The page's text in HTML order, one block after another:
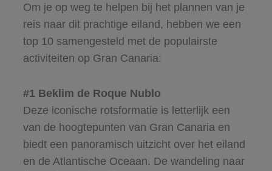
Om je op weg te helpen bij het plannen van je
reis naar dit prachtige eiland, hebben we een
top 10 samengesteld met de populairste
activiteiten op Gran Canaria:
#1 Beklim de Roque Nublo
Deze iconische rotsformatie is letterlijk een
van de hoogtepunten van Gran Canaria en
biedt een panoramisch uitzicht over het eiland
en de Atlantische Oceaan. De wandeling naar